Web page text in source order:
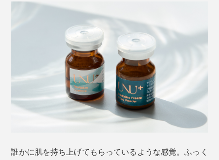
誰かに肌を持ち上げてもらっているような感覚。ふっく